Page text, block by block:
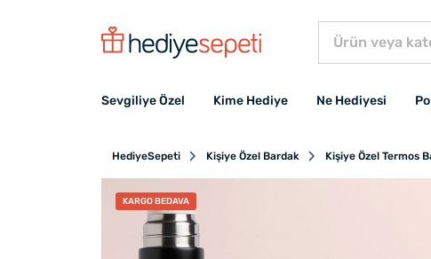
Sevgiliye Özel Kime Hediye Ne Hediyesi
HediyeSepeti Kişiye Özel Bardak Kişiye Özel Termos
KARGO BEDAVA